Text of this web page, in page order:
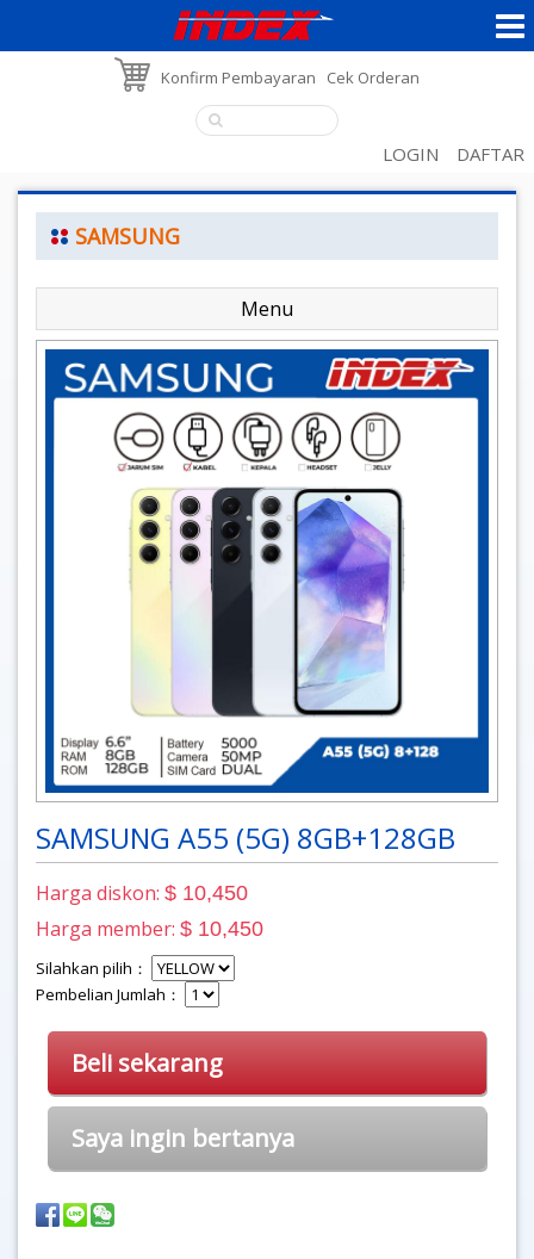
Konfirm Pembayaran Cek Orderan
LOGIN DAFTAR
SAMSUNG
Menu
SAMSUNG A55 (5G) 8GB+128GB
Harga diskon: $ 10,450
Harga member: $ 10,450
Silahkan pilih：
Pembelian Jumlah：
Beli sekarang
Saya ingin bertanya